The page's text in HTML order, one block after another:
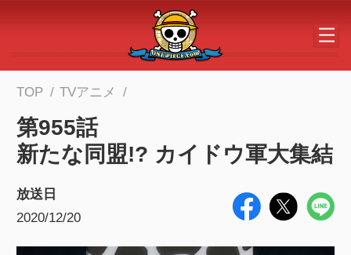
メインコンテンツへスキップする
TOP TVアニメ
第955話
新たな同盟!? カイドウ軍大集結
放送日
2020/12/20